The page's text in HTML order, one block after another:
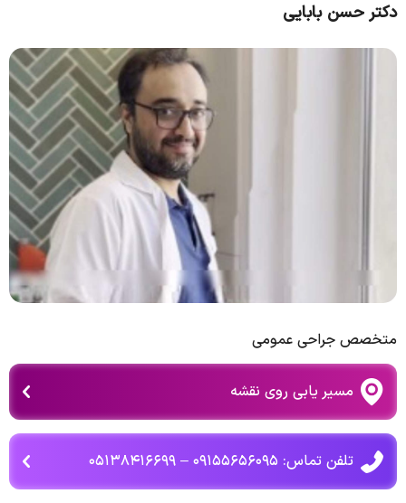
دکتر حسن بابایی
متخصص جراحی عمومی
مسیر یابی روی نقشه
تلفن تماس: ۰۹۱۵۵۶۵۶۰۹۵ – ۰۵۱۳۸۴۱۶۶۹۹